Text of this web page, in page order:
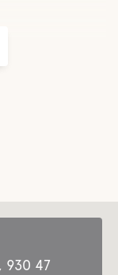
930 47